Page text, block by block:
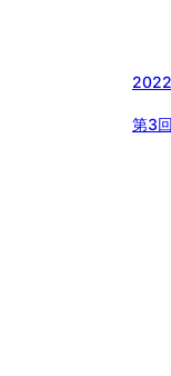
第3
会